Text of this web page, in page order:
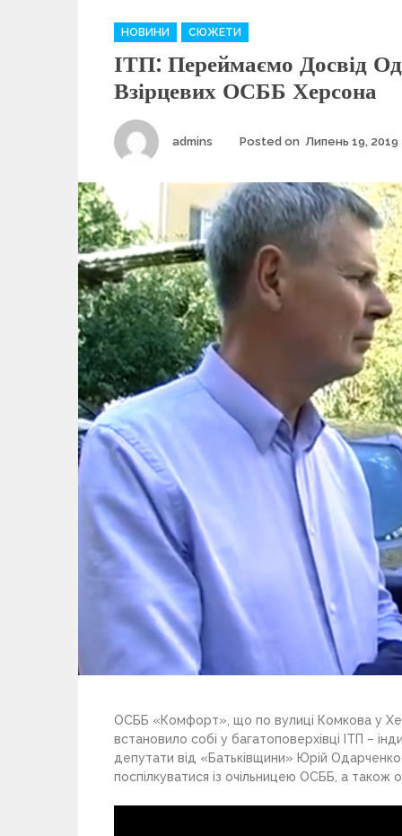
C
a
e
g
o
r
НОВИНИ СЮЖЕТИ
ІТП: Переймаємо Досвід
Взірцевих ОСББ Херсона
Author
admins Posted on Липень 19, 2019
ОСББ «Комфорт», що по вулиці Комкова у
встановило собі у багатоповерхівці ІТП –
депутати від «Батьківщини» Юрій
поспілкуватися із очільницею ОСББ, а також